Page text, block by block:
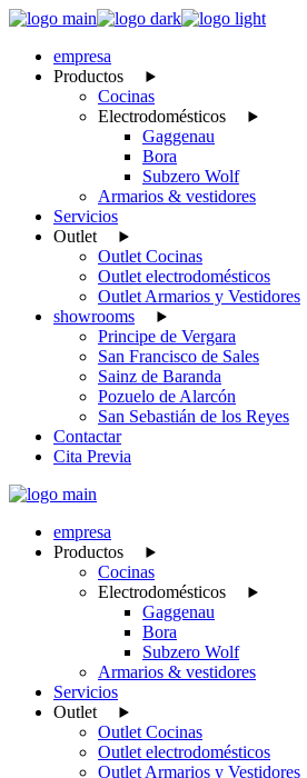
Skip
content
empresa
Productos
Cocinas
Electrodomésticos
Gaggenau
Bora
Subzero Wolf
Armarios & vestidores
Servicios
Outlet
Outlet Cocinas
Outlet electrodomésticos
Outlet Armarios y Vestidores
showrooms
Principe de Vergara
San Francisco de Sales
Sainz de Baranda
Pozuelo de Alarcón
San Sebastián de los Reyes
Contactar
Cita Previa
empresa
Productos
Cocinas
Electrodomésticos
Gaggenau
Bora
Subzero Wolf
Armarios & vestidores
Servicios
Outlet
Outlet Cocinas
Outlet electrodomésticos
Outlet Armarios y Vestidores